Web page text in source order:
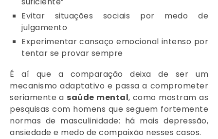
Evitar situações sociais por medo de
julgamento
Experimentar cansaço emocional intenso por
tentar se provar sempre
É aí que a comparação deixa de ser um
mecanismo adaptativo e passa a comprometer
seriamente a saúde mental, como mostram as
pesquisas com homens que seguem fortemente
normas de masculinidade: há mais depressão,
ansiedade e medo de compaixão nesses casos.